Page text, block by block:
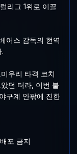
리그 1위로 이끌
어스 감독의 현역
우리 타격 코치
던 터라, 이번 불
구계 안팎에 진한
포 금지